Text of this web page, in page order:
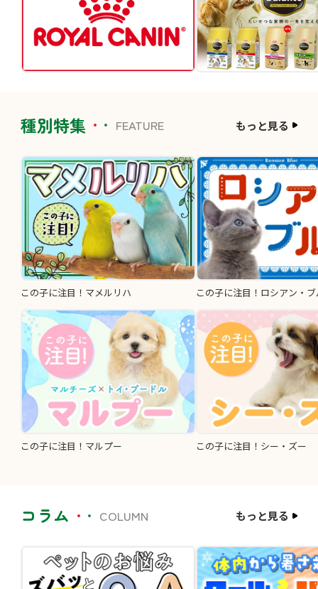
種別特集 FEATURE もっと見る
この子に注目！マメルリハ この子に注目！ロシアン・
この子に注目！マルプー この子に注目！シー・ズー
コラム COLUMN もっと見る